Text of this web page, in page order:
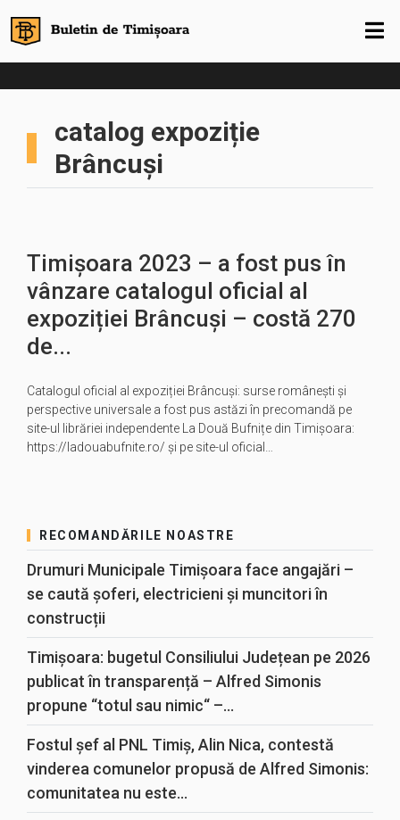
catalog expoziție
Brâncuși
Timișoara 2023 – a fost pus în
vânzare catalogul oficial al
expoziției Brâncuși – costă 270
de...
Catalogul oficial al expoziției Brâncuși: surse românești și
perspective universale a fost pus astăzi în precomandă pe
site-ul librăriei independente La Două Bufnițe din Timișoara:
https://ladouabufnite.ro/ și pe site-ul oficial…
RECOMANDĂRILE NOASTRE
Drumuri Municipale Timișoara face angajări –
se caută șoferi, electricieni și muncitori în
construcții
Timișoara: bugetul Consiliului Județean pe 2026
publicat în transparență – Alfred Simonis
propune “totul sau nimic“ –...
Fostul șef al PNL Timiș, Alin Nica, contestă
vinderea comunelor propusă de Alfred Simonis:
comunitatea nu este...